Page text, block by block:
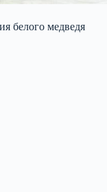
белого медведя